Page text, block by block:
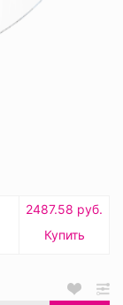
2487.58 руб.
Купить